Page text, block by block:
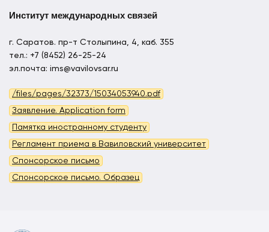
Институт международных связей
г. Саратов. пр-т Столыпина, 4, каб. 355
тел.: +7 (8452) 26-25-24
эл.почта: ims@vavilovsar.ru
/files/pages/32373/15034053940.pdf
Заявление. Application form
Памятка иностранному студенту
Регламент приема в Вавиловский университет
Спонсорское письмо
Спонсорское письмо. Образец